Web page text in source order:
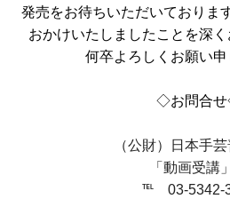
発売をお待ちいただいておりま
おかけいたしましたことを深く
何卒よろしくお願い申
◇お問合
（公財）日本手
「動画受講
℡ 03-5342-